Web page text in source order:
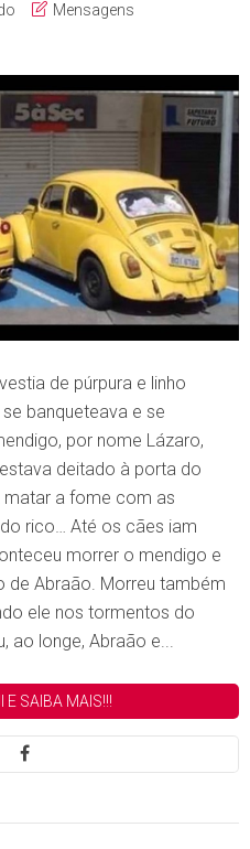
Mensagens
de púrpura e linho
banqueteava e se
por nome Lázaro,
deitado à porta do
matar a fome com as
rico… Até os cães iam
morrer o mendigo e
de Abraão. Morreu também
ele nos tormentos do
ao longe, Abraão e...
E SAIBA MAIS!!!